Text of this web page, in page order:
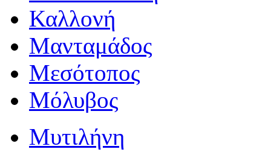
Καλλονή
Μανταμάδος
Μεσότοπος
Μόλυβος
Μυτιλήνη